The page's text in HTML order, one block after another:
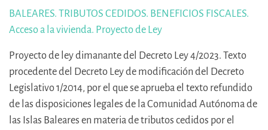
BALEARES. TRIBUTOS CEDIDOS. BENEFICIOS FISCALES.
Acceso a la vivienda. Proyecto de Ley
Proyecto de ley dimanante del Decreto Ley 4/2023. Texto
procedente del Decreto Ley de modificación del Decreto
Legislativo 1/2014, por el que se aprueba el texto refundido
de las disposiciones legales de la Comunidad Autónoma de
las Islas Baleares en materia de tributos cedidos por el